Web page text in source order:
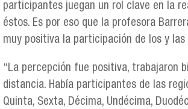
participantes juegan un rol clave en la
éstos. Es por eso que la profesora
muy positiva la participación de los y las
“La percepción fue positiva, trabajaron
distancia. Había participantes de las
Quinta, Sexta, Décima, Undécima,